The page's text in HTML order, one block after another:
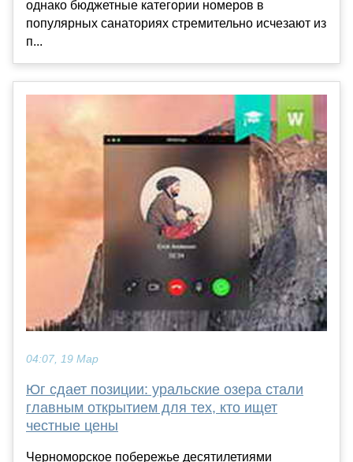
однако бюджетные категории номеров в
популярных санаториях стремительно исчезают из
п...
04:07, 19 Мар
Юг сдает позиции: уральские озера стали
главным открытием для тех, кто ищет
честные цены
Черноморское побережье десятилетиями